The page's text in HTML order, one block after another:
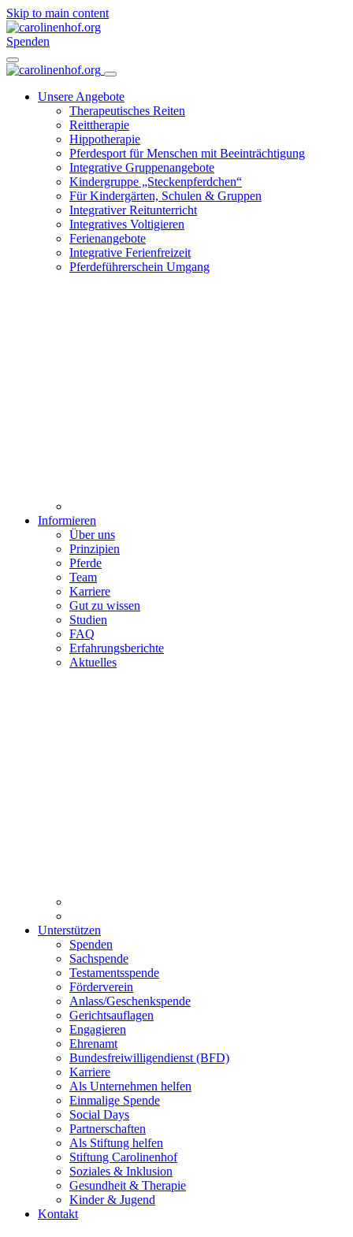
Skip to main content
Spenden
Unsere Angebote
Therapeutisches Reiten
Reittherapie
Hippotherapie
Pferdesport für Menschen mit Beeinträchtigung
Integrative Gruppenangebote
Kindergruppe „Steckenpferdchen“
Für Kindergärten, Schulen & Gruppen
Integrativer Reitunterricht
Integratives Voltigieren
Ferienangebote
Integrative Ferienfreizeit
Pferdeführerschein Umgang
Informieren
Über uns
Prinzipien
Pferde
Team
Karriere
Gut zu wissen
Studien
FAQ
Erfahrungsberichte
Aktuelles
Unterstützen
Spenden
Sachspende
Testamentsspende
Förderverein
Anlass/Geschenkspende
Gerichtsauflagen
Engagieren
Ehrenamt
Bundesfreiwilligendienst (BFD)
Karriere
Als Unternehmen helfen
Einmalige Spende
Social Days
Partnerschaften
Als Stiftung helfen
Stiftung Carolinenhof
Soziales & Inklusion
Gesundheit & Therapie
Kinder & Jugend
Kontakt